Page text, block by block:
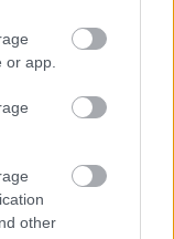
app.
other
οι νέες